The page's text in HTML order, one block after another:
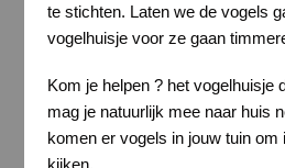
te stichten. Laten we de vogels
vogelhuisje voor ze gaan
Kom je helpen ? het vogelhuisje
mag je natuurlijk mee naar huis
komen er vogels in jouw tuin om